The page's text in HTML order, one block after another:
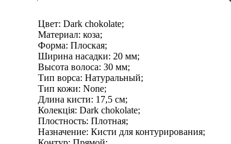
Цвет: Dark chokolate;
Материал: коза;
Форма: Плоская;
Ширина насадки: 20 мм;
Высота волоса: 30 мм;
Тип ворса: Натуральный;
Тип кожи: None;
Длина кисти: 17,5 см;
Колекція: Dark chokolate;
Плостность: Плотная;
Назначение: Кисти для контурирования;